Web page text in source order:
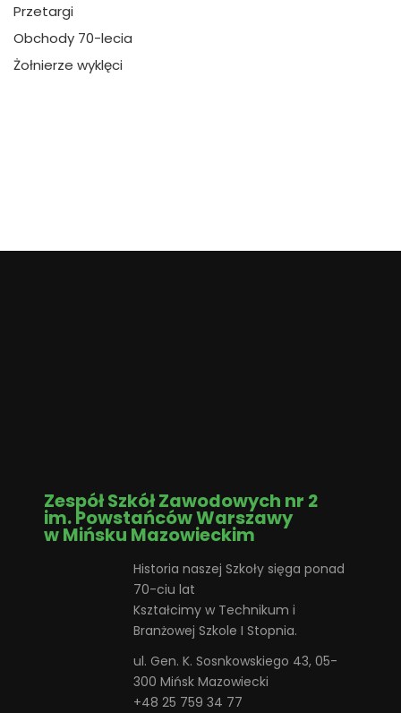
Przetargi
Obchody 70-lecia
Żołnierze wyklęci
Zespół Szkół Zawodowych nr 2
im. Powstańców Warszawy
w Mińsku Mazowieckim
Historia naszej Szkoły sięga ponad
70-ciu lat
Kształcimy w Technikum i
Branżowej Szkole I Stopnia.
ul. Gen. K. Sosnkowskiego 43, 05-
300 Mińsk Mazowiecki
+48 25 759 34 77